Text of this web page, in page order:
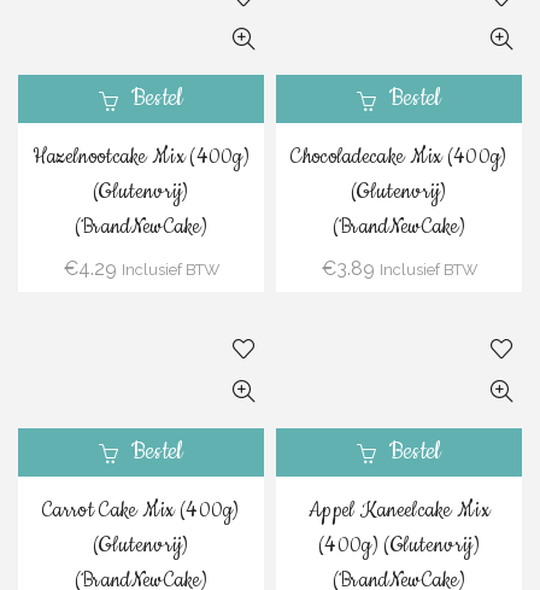
Bestel
Hazelnootcake Mix (400g)
(Glutenvrij)
(BrandNewCake)
€4.29 Inclusief BTW
Bestel
Chocoladecake Mix (400g)
(Glutenvrij)
(BrandNewCake)
€3.89 Inclusief BTW
Bestel
Carrot Cake Mix (400g)
(Glutenvrij)
(BrandNewCake)
Bestel
Appel Kaneelcake Mix
(400g) (Glutenvrij)
(BrandNewCake)